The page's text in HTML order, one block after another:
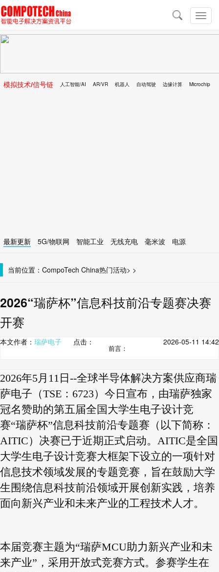
切
换
导
导
航
模拟技术/信号链 人工智能/AI AR/VR 机器人 自动驾驶 边缘计算 Microchip
最新更新 5G/物联网 智能工业 无线充电 毫米波
电源
当前位置： CompoTech China >
热门活动 >
2026“瑞萨杯”信息科技前沿专题赛决赛
开赛
本文作者： 瑞萨电子 点击： 2026-05-11 14:42
前言：
2026年5月11日--全球半导体解决方案供应商瑞
萨电子（TSE：6723）今日宣布，由瑞萨独家
冠名赞助的第五届全国大学生电子设计竞
赛“瑞萨杯”信息科技前沿专题赛（以下简称：
AITIC）决赛已于近期正式启动。AITIC是全国
大学生电子设计竞赛大框架下设立的一项针对
信息技术领域发展的专题竞赛，旨在鼓励大学
生围绕信息科技前沿领域开展创新实践，培养
面向新兴产业和未来产业的工程技术人才。
本届竞赛主题为“瑞萨MCU助力新兴产业和未
来产业”，采用开放式竞赛方式。参赛学生在